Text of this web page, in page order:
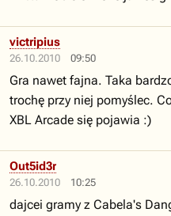
26.10.2010 09:50
victripius
Gra nawet fajna. Taka
trochę przy niej pomyślec.
XBL Arcade się pojawia :)
26.10.2010 10:25
Out5id3r
dajcei gramy z Cabela's